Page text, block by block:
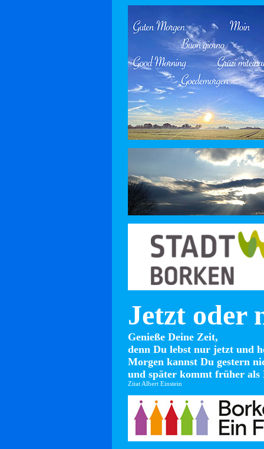
Jetzt oder
Genieße Deine Zeit,
denn Du lebst nur jetzt und
Morgen kannst Du gestern
und später kommt früher als
Zitat Albert Einstein